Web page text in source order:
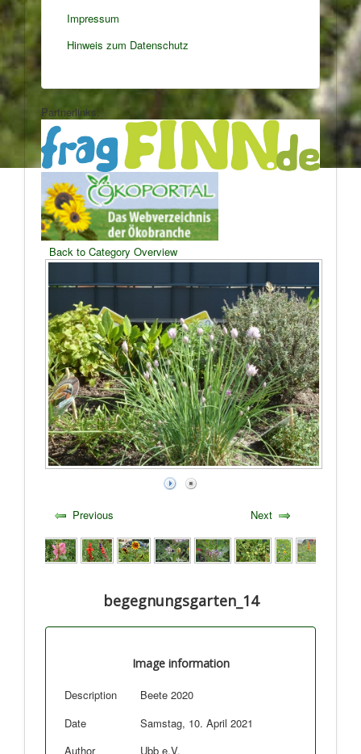
Impressum
Hinweis zum Datenschutz
Partnerlinks:
Back to Category Overview
Previous Next
begegnungsgarten_14
Image information
Description
Beete 2020
Date
Samstag, 10. April 2021
Author
Ubb e.V.